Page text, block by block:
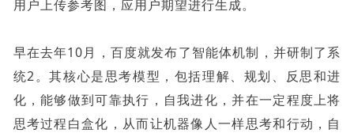
用户上传参考图，应用户期望进行生成。
早在去年10月，百度就发布了智能体机制，并研制了系
统2。其核心是思考模型，包括理解、规划、反思和进
化，能够做到可靠执行，自我进化，并在一定程度上将
思考过程白盒化，从而让机器像人一样思考和行动，自